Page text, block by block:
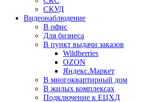
СКУД
Видеонаблюдение
В офис
Для бизнеса
В пункт выдачи заказов
Wildberries
OZON
Яндекс.Маркет
В многоквартирный дом
В жилых комплексах
Подключение к ЕЦХД